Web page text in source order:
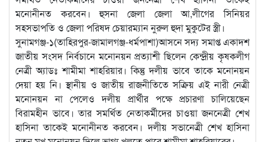
মনোনীনত করবেন। হুসনা জেলা জেলা আ,লীগের সিনিয়র
সহসভাপতি ও জেলা পরিষদ চেয়ারম্যান নুরুল হুদা মুকুটের স্ত্রী।
সুনামগঞ্জ-১(তাহিরপুর-জামালগঞ্জ-ধর্মপাশা)আসনে সদ্য সমাপ্ত একাদশ
জাতীয় সংসদ নির্বচানে মনোনয়ন প্রত্যাশী ছিলেন কেন্দ্রীয় কৃষকলীগ
নেত্রী অ্যাডঃ শামীমা শাহরিয়ার। কিন্তু দলীয় ভাবে তাকে মনোনয়ন
দেয়া হয় নি। স্থানীয় ও জাতীয় রাজনীতিতে সক্রিয় এই নারী নেত্রী
মনোনয়ন না পেলেও দলীয় প্রার্থীর পক্ষে প্রচারণা চালিয়েছেন
বিরামহীন ভাবে। তার সমর্থিত নেতাকর্মীদের চাওয়া জননেত্রী শেখ
হাসিনা তাকেই মনোনীনত করবেন। দলীয় সভানেত্রী শেখ হাসিনা